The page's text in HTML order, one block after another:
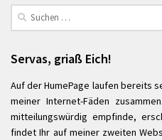
Suchen
nach:
Servas, griaß Eich!
Auf der HumePage laufen bereits
meiner Internet-Fäden
mitteilungswürdig empfinde,
findet Ihr auf meiner zweiten